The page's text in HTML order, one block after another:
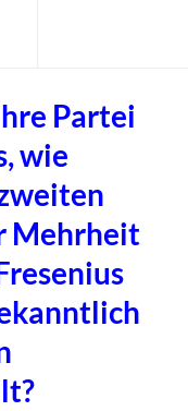
Partei
wie
Mehrheit